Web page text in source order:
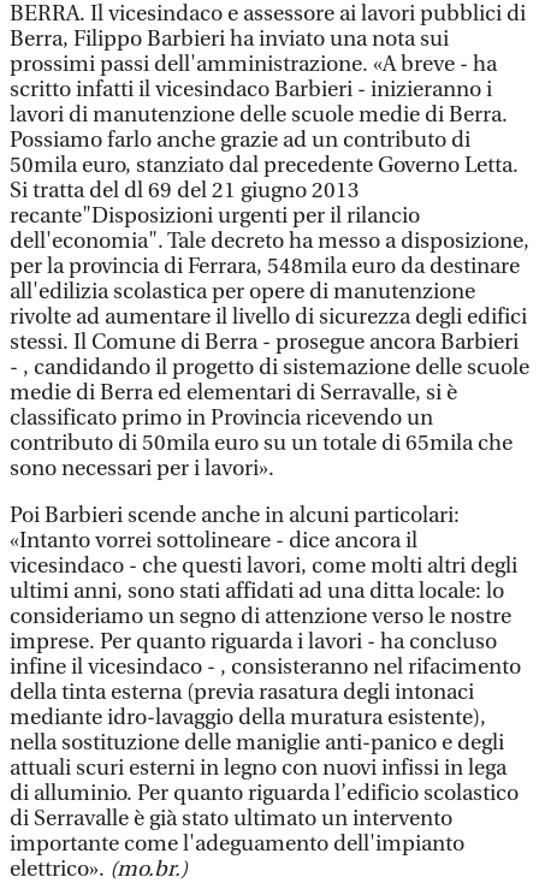
BERRA. Il vicesindaco e assessore ai lavori pubblici di
Berra, Filippo Barbieri ha inviato una nota sui
prossimi passi dell'amministrazione. «A breve - ha
scritto infatti il vicesindaco Barbieri - inizieranno i
lavori di manutenzione delle scuole medie di Berra.
Possiamo farlo anche grazie ad un contributo di
50mila euro, stanziato dal precedente Governo Letta.
Si tratta del dl 69 del 21 giugno 2013
recante"Disposizioni urgenti per il rilancio
dell'economia". Tale decreto ha messo a disposizione,
per la provincia di Ferrara, 548mila euro da destinare
all'edilizia scolastica per opere di manutenzione
rivolte ad aumentare il livello di sicurezza degli edifici
stessi. Il Comune di Berra - prosegue ancora Barbieri
- , candidando il progetto di sistemazione delle scuole
medie di Berra ed elementari di Serravalle, si è
classificato primo in Provincia ricevendo un
contributo di 50mila euro su un totale di 65mila che
sono necessari per i lavori».
Poi Barbieri scende anche in alcuni particolari:
«Intanto vorrei sottolineare - dice ancora il
vicesindaco - che questi lavori, come molti altri degli
ultimi anni, sono stati affidati ad una ditta locale: lo
consideriamo un segno di attenzione verso le nostre
imprese. Per quanto riguarda i lavori - ha concluso
infine il vicesindaco - , consisteranno nel rifacimento
della tinta esterna (previa rasatura degli intonaci
mediante idro-lavaggio della muratura esistente),
nella sostituzione delle maniglie anti-panico e degli
attuali scuri esterni in legno con nuovi infissi in lega
di alluminio. Per quanto riguarda l’edificio scolastico
di Serravalle è già stato ultimato un intervento
importante come l'adeguamento dell'impianto
elettrico». (mo.br.)